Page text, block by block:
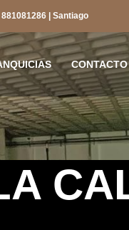
881081286 | Santiago
CONTACTO